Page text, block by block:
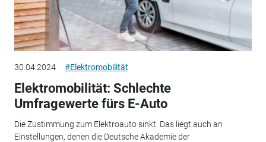
30.04.2024 #Elektromobilität
Elektromobilität: Schlechte
Umfragewerte fürs E-Auto
Die Zustimmung zum Elektroauto sinkt. Das liegt auch an
Einstellungen, denen die Deutsche Akademie der